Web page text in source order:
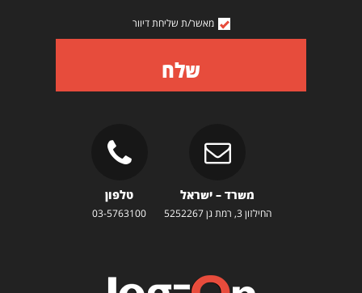
מאשר/ת שליחת דיוור
שלח
משרד – ישראל
החילזון 3, רמת גן 5252267
טלפון
03-5763100